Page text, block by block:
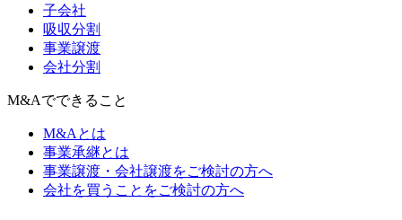
子会社
吸収分割
事業譲渡
会社分割
M&Aでできること
M&Aとは
事業承継とは
事業譲渡・会社譲渡をご検討の方へ
会社を買うことをご検討の方へ